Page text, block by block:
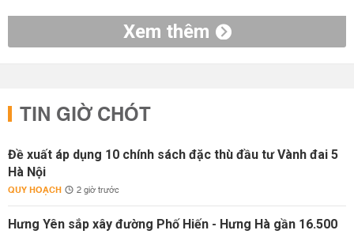
Xem thêm
TIN GIỜ CHÓT
Đề xuất áp dụng 10 chính sách đặc thù đầu tư Vành đai 5
Hà Nội
QUY HOẠCH 2 giờ trước
Hưng Yên sắp xây đường Phố Hiến - Hưng Hà gần 16.500